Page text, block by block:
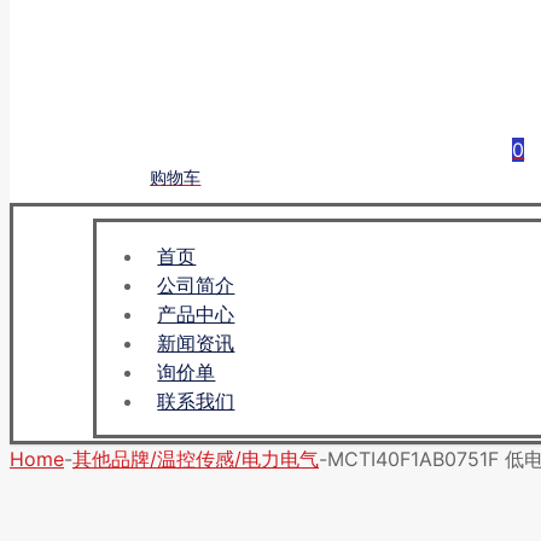
0
购物车
首页
公司简介
产品中心
新闻资讯
询价单
联系我们
Home-其他品牌/温控传感/电力电气-MCTI40F1AB0751F 低